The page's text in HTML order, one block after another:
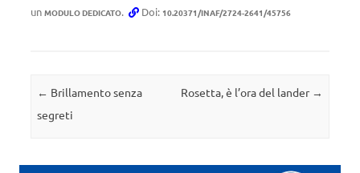
un MODULO DEDICATO. Doi: 10.20371/INAF/2724-2641/45756
Navigazione articolo
← Brillamento senza
segreti
Rosetta, è l’ora del lander →